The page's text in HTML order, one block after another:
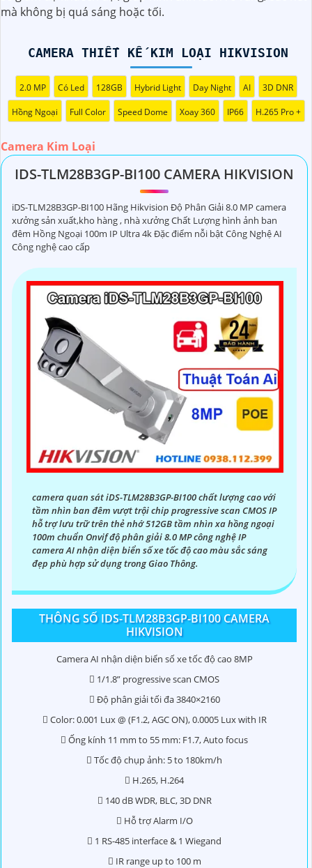
Đương quân hàng camera kim loại, em có một số gợi ý
dành cho bạn để chọn lựa một chiếc camera kim loại hoàn
hảo:
Xác định nhu cầu sử dụng: Bạn cần xác định mục đích
sử dụng camera (giám sát nhà ở, văn phòng, cửa hàng,
hay bất động sản).
🎥2:Xem xét độ phân giải: Chọn camera kim loại có độ
3:Xem xét góc quay, khoảng cách quan sát: Chọn
camera có góc quay rộng và khoảng cách quan sát xa để
phủ sóng diện tích lớn.
Chọn camera chống nước nếu cần: Nếu bạn cần
camera sử dụng ngoài trời, chọn loại chống nước để chắc
chắn hơn hoạt động ổn định.
Xem xét tính năng kết nối và lưu trữ: Chọn camera
kim loại có tính năng kết nối mạng, lưu trữ dữ liệu để dễ
dàng xem qua điện thoại, máy tính.
Xem xét giá cả: Xác định ngân sách của bạn để chọn
camera kim loại phù hợp với túi tiền.
Hy vọng những gợi ý trên sẽ giúp bạn chọn lựa được một
chiếc camera kim loại hoàn hảo.
mà không bị quá sáng hoặc tối.
CAMERA THIẾT KẾ KIM LOẠI HIKVISION
2.0 MP Có Led 128GB Hybrid Light Day Night AI 3D DNR
Hồng Ngoại Full Color Speed Dome Xoay 360 IP66 H.265 Pro +
Camera Kim Loại
IDS-TLM28B3GP-BI100 CAMERA HIKVISION
iDS-TLM28B3GP-BI100 Hãng Hikvision Độ Phân Giải 8.0 MP camera
xưởng sản xuất,kho hàng , nhà xưởng Chất Lượng hình ảnh ban
đêm Hồng Ngoại 100m IP Ultra 4k Đặc điểm nỗi bật Công Nghệ AI
Công nghệ cao cấp
camera quan sát iDS-TLM28B3GP-BI100 chất lượng cao với
tầm nhìn ban đêm vượt trội chip progressive scan CMOS IP
hỗ trợ lưu trữ trên thẻ nhớ 512GB tầm nhìn xa hồng ngoại
100m chuẩn Onvif độ phân giải 8.0 MP công nghệ IP
camera AI nhận diện biển số xe tốc độ cao màu sắc sáng
đẹp phù hợp sử dụng trong Giao Thông.
THÔNG SỐ IDS-TLM28B3GP-BI100 CAMERA
HIKVISION
Camera AI nhận diện biển số xe tốc độ cao 8MP
 1/1.8” progressive scan CMOS
 Độ phân giải tối đa 3840×2160
 Color: 0.001 Lux @ (F1.2, AGC ON), 0.0005 Lux with IR
 Ống kính 11 mm to 55 mm: F1.7, Auto focus
 Tốc độ chụp ảnh: 5 to 180km/h
 H.265, H.264
 140 dB WDR, BLC, 3D DNR
 Hỗ trợ Alarm I/O
 1 RS-485 interface & 1 Wiegand
 IR range up to 100 m